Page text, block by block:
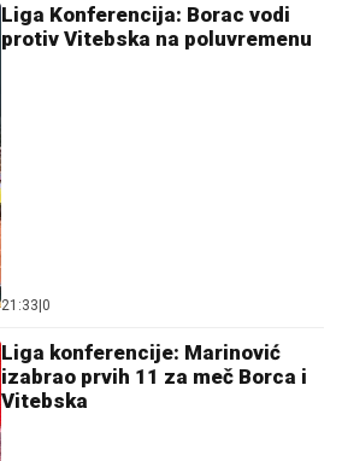
Liga Konferencija: Borac vodi
protiv Vitebska na poluvremenu
21:33 0
Liga konferencije: Marinović
izabrao prvih 11 za meč Borca i
Vitebska